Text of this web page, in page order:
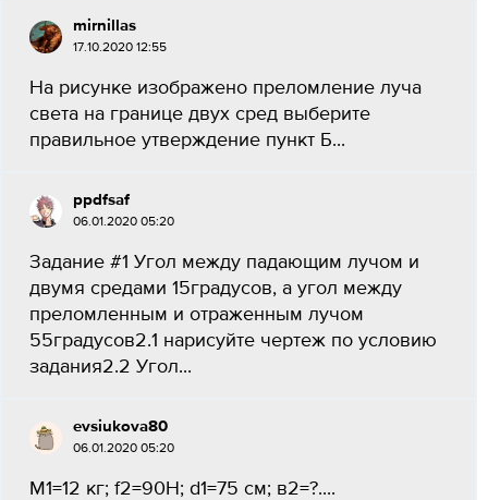
mirnillas
17.10.2020 12:55
На рисунке изображено преломление луча
света на границе двух сред выберите
правильное утверждение пункт Б​...
ppdfsaf
06.01.2020 05:20
Задание #1 Угол между падающим лучом и
двумя средами 15градусов, а угол между
преломленным и отраженным лучом
55градусов2.1 нарисуйте чертеж по условию
задания2.2 Угол...
evsiukova80
06.01.2020 05:20
M1=12 кг; f2=90H; d1=75 см; в2=?....